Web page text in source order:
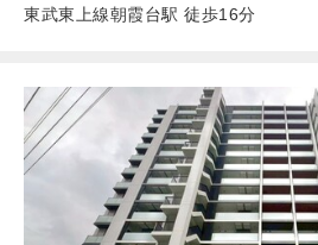
東武東上線朝霞台駅 徒歩16分